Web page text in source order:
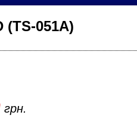
(TS-051A)
грн.